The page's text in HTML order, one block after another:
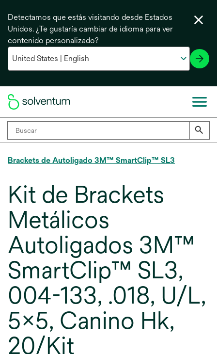
Detectamos que estás visitando desde Estados
Unidos. ¿Te gustaría cambiar de idioma para ver
contenido personalizado?
Brackets de Autoligado 3M™ SmartClip™ SL3
Kit de Brackets
Metálicos
Autoligados 3M™
SmartClip™ SL3,
004-133, .018, U/L,
5x5, Canino Hk,
20/Kit